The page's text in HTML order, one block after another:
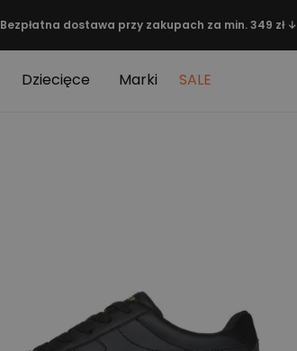
Bezpłatna dostawa przy zakupach za min. 349 zł ↓
Dziecięce Marki SALE